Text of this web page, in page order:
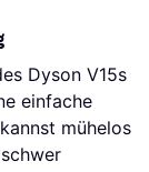
Dyson V15s
einfache
mühelos